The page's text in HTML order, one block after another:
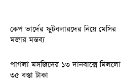
কেপ ভার্দের ফুটবলারদের নিয়ে মেসির
মজার মন্তব্য
পাগলা মসজিদের ১৩ দানবাক্সে মিললো
৩৫ বস্তা টাকা